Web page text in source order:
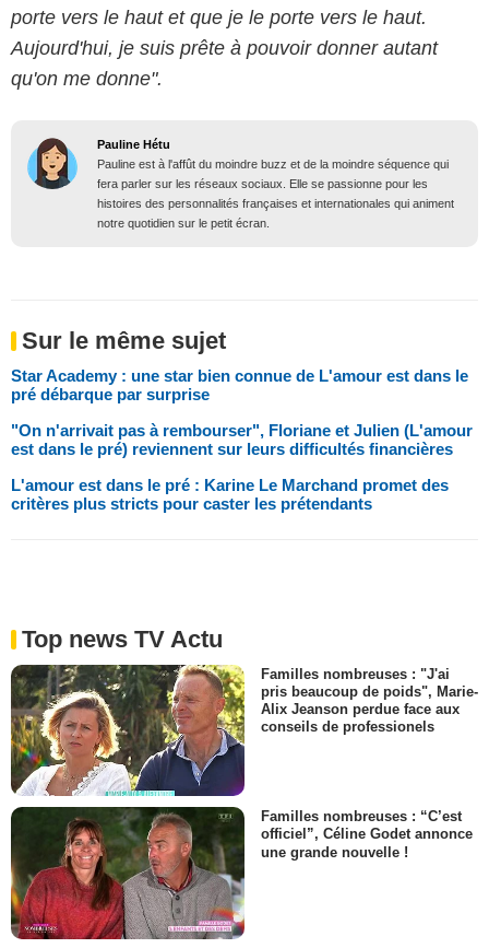
porte vers le haut et que je le porte vers le haut.
Aujourd'hui, je suis prête à pouvoir donner autant
qu'on me donne".
Pauline Hétu
Pauline est à l'affût du moindre buzz et de la moindre séquence qui
fera parler sur les réseaux sociaux. Elle se passionne pour les
histoires des personnalités françaises et internationales qui animent
notre quotidien sur le petit écran.
Sur le même sujet
Star Academy : une star bien connue de L'amour est dans le
pré débarque par surprise
"On n'arrivait pas à rembourser", Floriane et Julien (L'amour
est dans le pré) reviennent sur leurs difficultés financières
L'amour est dans le pré : Karine Le Marchand promet des
critères plus stricts pour caster les prétendants
Top news TV Actu
Familles nombreuses : "J'ai
pris beaucoup de poids", Marie-
Alix Jeanson perdue face aux
conseils de professionels
Familles nombreuses : “C’est
officiel”, Céline Godet annonce
une grande nouvelle !